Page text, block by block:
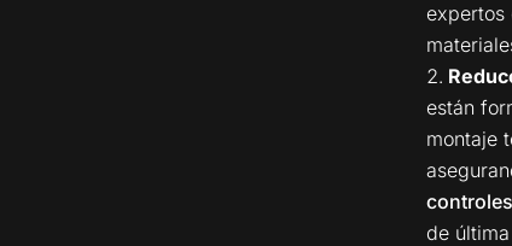
expertos
están
montaje
de